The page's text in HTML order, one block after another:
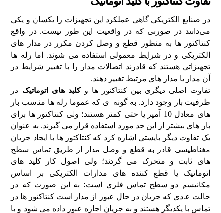
در صنایع الکتریکی گاهی عملکرد این تجهیزات را یکسان و یکی
می‌دانند در صورتی‌ که در واقعیت این طور نیست. در واقع
کنتاکتور ها به منظور قطع و وصل کردن مکرر در مدار های
الکتریکی و در شرایط معمولی استفاده می‌ شوند. اما رله‌ ها
تجهیزاتی هستند که قادرند اتصالات مدار را با تغییر شرایط در
آن مدار یا مدار های مرتبط تغییر دهند.
تفاوت اصلی دیگری بین کنتاکتور ها وکلید های اتوماتیک در
ظرفیت بار وجود دارد. به گونه‌ ای که عموما رله‌ ها مناسب بار
های معادل 10 آمپر یا حتی کمتر هستند؛ ولی کنتاکتور ها برای
بار های بیشتر از این حد مورد استفاده قرار می‌ گیرند. به عنوان
یک تفاوت دیگر بایستی اشاره کرد که کنتاکتور ها با ایجاد جریان
مغناطیسی قادر به قطع و وصل مدار از طریق تماس سطح‌
های ثابت و متحرک می‌ گردند؛ ولی اصول کار کلید های
اتوماتیک یا قطع کننده‌ های مدارات الکتریکی بر اساس
مکانیسم دو سطح تماس فلزی است؛ به این صورت که در
حالت عادی که جریان در حال عبور از مدار است کنتاکتور ها در
تماس با یکدیگر هستند و به جریان اجازه عبور داده می‌ شود و با